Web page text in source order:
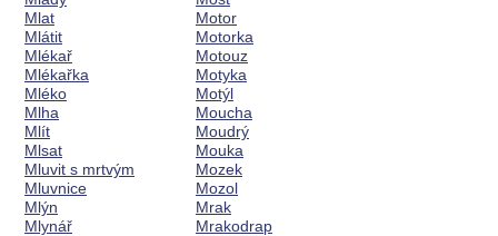
Mlat
Mlátit
Mlékař
Mlékařka
Mléko
Mlha
Mlít
Mlsat
Mluvit s mrtvým
Mluvnice
Mlýn
Mlynář
Motor
Motorka
Motouz
Motyka
Motýl
Moucha
Moudrý
Mouka
Mozek
Mozol
Mrak
Mrakodrap